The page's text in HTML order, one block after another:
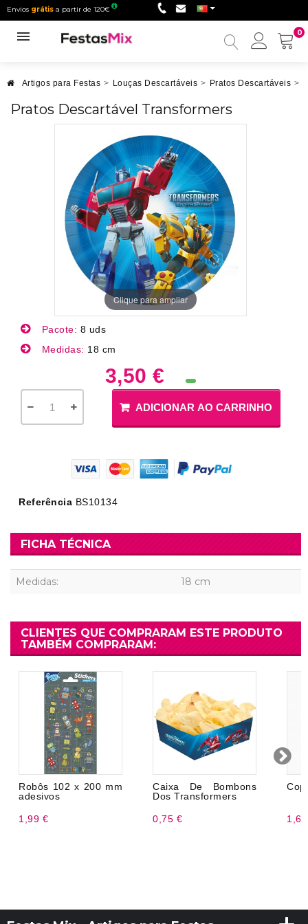
Envios grátis a partir de 120€
0
Minha
Artigos para Festas > Louças Descartáveis > Pratos Descartáveis >
Pratos Descartável Transformers
Clique para ampliar
Pacote: 8 uds
Medidas: 18 cm
3,50 €
ADICIONAR AO CARRINHO
Referência BS10134
FICHA TÉCNICA
Medidas: 18 cm
CLIENTES QUE COMPRARAM ESTE PRODUTO
TAMBÉM COMPRARAM:
Robôs 102 x 200 mm
adesivos
1,99 €
Caixa De Bombons
Dos Transformers
0,75 €